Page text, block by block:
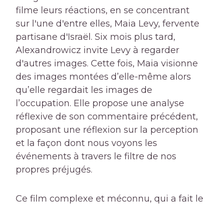
filme leurs réactions, en se concentrant
sur l'une d'entre elles, Maia Levy, fervente
partisane d'Israël. Six mois plus tard,
Alexandrowicz invite Levy à regarder
d'autres images. Cette fois, Maia visionne
des images montées d’elle-même alors
qu’elle regardait les images de
l’occupation. Elle propose une analyse
réflexive de son commentaire précédent,
proposant une réflexion sur la perception
et la façon dont nous voyons les
événements à travers le filtre de nos
propres préjugés.
Ce film complexe et méconnu, qui a fait le